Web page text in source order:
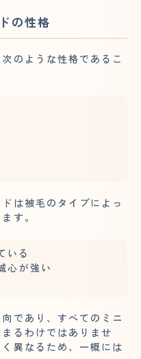
の性格
のような性格であるこ
は被毛のタイプによっ
す。
いる
心が強い
であり、すべてのミニ
るわけではありませ
異なるため、一概には